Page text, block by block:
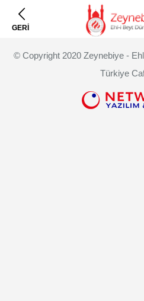
GERİ
© Copyright 2020 Zeynebiye -
Türkiye